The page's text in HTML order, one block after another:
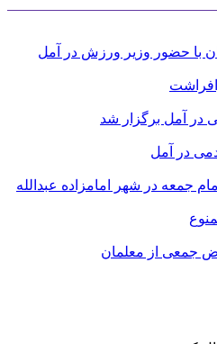
با حضور وزیر ورزش در آمل
در آمل برگزار شد
در آمل
جمعه در شهر امامزاده عبدالله
جمعی از معلمان